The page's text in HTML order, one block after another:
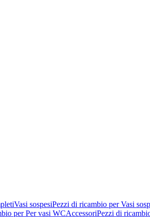
Vasi sospesiPezzi di ricambio per Vasi
per Per vasi WCAccessoriPezzi di